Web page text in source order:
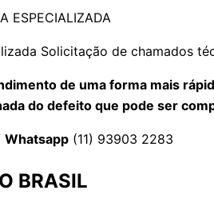
Solicitação de chamados
de uma forma mais
do defeito que pode ser
Whatsapp (11) 93903 2283
BRASIL